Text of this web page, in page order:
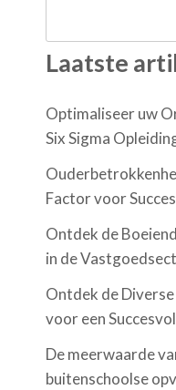
Laatste
Optimaliseer uw
Six Sigma
Factor voor
Ontdek de
in de
Ontdek de
voor een
De meerwaarde
buitenschoolse